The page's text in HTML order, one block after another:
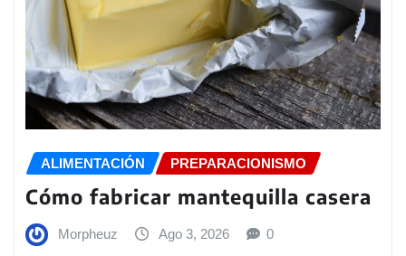
ALIMENTACIÓN PREPARACIONISMO
Cómo fabricar mantequilla casera
Morpheuz Ago 3, 2026 0